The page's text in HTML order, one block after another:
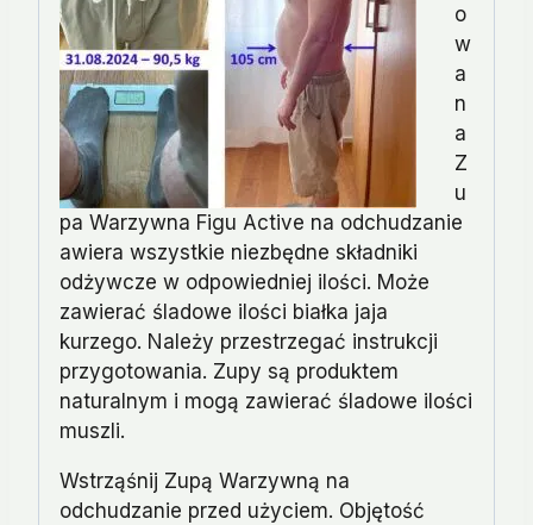
o
w
a
n
a
Z
u
pa Warzywna Figu Active na odchudzanie
awiera wszystkie niezbędne składniki
odżywcze w odpowiedniej ilości. Może
zawierać śladowe ilości białka jaja
kurzego. Należy przestrzegać instrukcji
przygotowania. Zupy są produktem
naturalnym i mogą zawierać śladowe ilości
muszli.
Wstrząśnij Zupą Warzywną na
odchudzanie przed użyciem. Objętość